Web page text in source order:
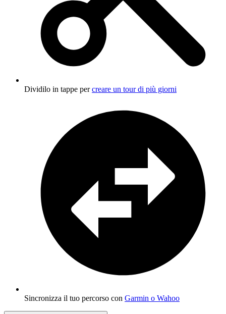
Dividilo in tappe percreare un tour di più giorni
Sincronizza il tuo percorso con Garmin o Wahoo